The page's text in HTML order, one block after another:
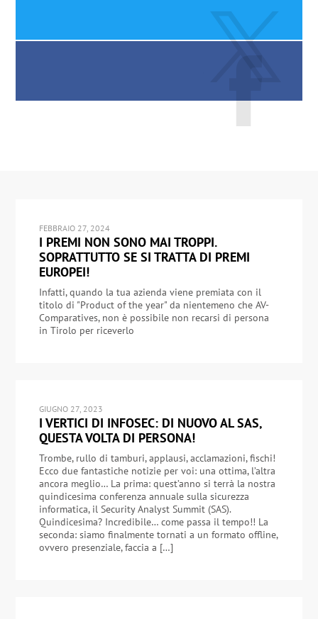
FEBBRAIO 27, 2024
I PREMI NON SONO MAI TROPPI.
SOPRATTUTTO SE SI TRATTA DI PREMI
EUROPEI!
Infatti, quando la tua azienda viene premiata con il
titolo di "Product of the year" da nientemeno che AV-
Comparatives, non è possibile non recarsi di persona
in Tirolo per riceverlo
GIUGNO 27, 2023
I VERTICI DI INFOSEC: DI NUOVO AL SAS,
QUESTA VOLTA DI PERSONA!
Trombe, rullo di tamburi, applausi, acclamazioni, fischi!
Ecco due fantastiche notizie per voi: una ottima, l’altra
ancora meglio… La prima: quest’anno si terrà la nostra
quindicesima conferenza annuale sulla sicurezza
informatica, il Security Analyst Summit (SAS).
Quindicesima? Incredibile… come passa il tempo!! La
seconda: siamo finalmente tornati a un formato offline,
ovvero presenziale, faccia a […]